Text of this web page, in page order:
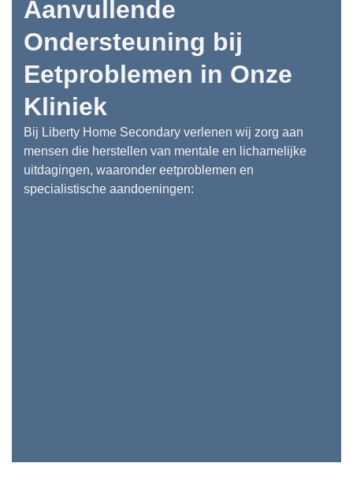
Aanvullende
Ondersteuning bij
Eetproblemen in Onze
Kliniek
Bij Liberty Home Secondary verlenen wij zorg aan
mensen die herstellen van mentale en lichamelijke
uitdagingen, waaronder eetproblemen en
specialistische aandoeningen: